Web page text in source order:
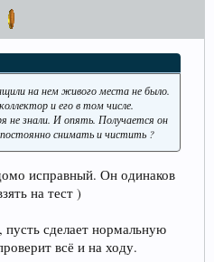
Августа 2026 года, 11
на нем живого места не было.
и его в том числе.
не знали. И опять. Получается он
снимать и чистить ?
исправный. Он одинаков
на тест )
сделает нормальную
всё и на ходу.